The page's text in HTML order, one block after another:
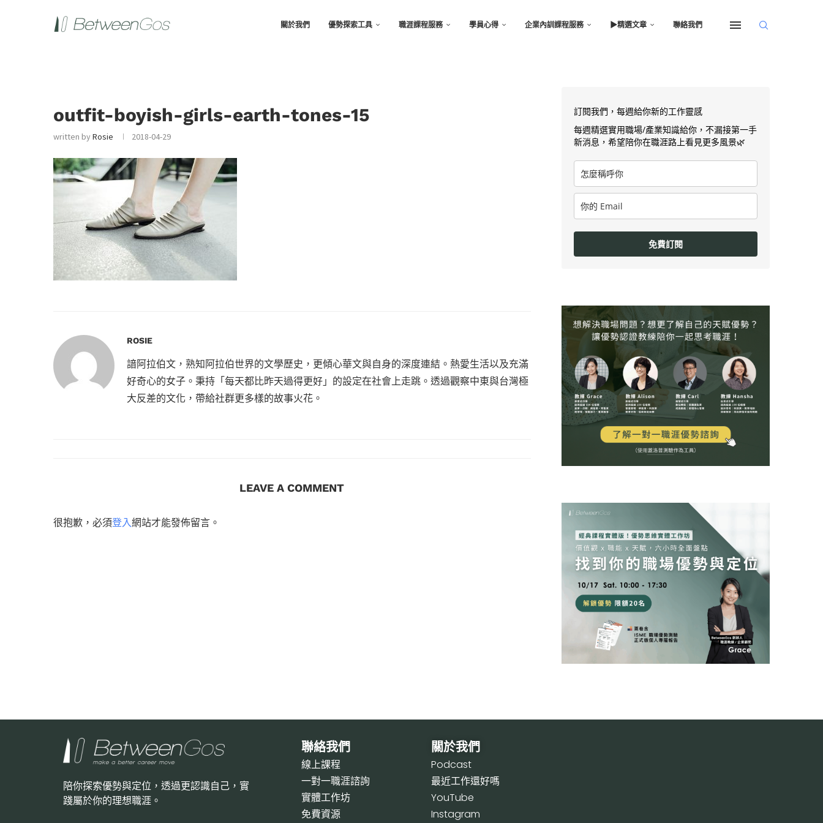
關於我們 優勢探索工具 職涯課程服務 學員心得 企業內訓課程服務 ▶︎精選文章 聯絡我們
outfit-boyish-girls-earth-tones-15
written byRosie 2018-04-29
ROSIE
諳阿拉伯文，熟知阿拉伯世界的文學歷史，更傾心華文與自身的深度連結。熱愛生活以及充滿
好奇心的女子。秉持「每天都比昨天過得更好」的設定在社會上走跳。透過觀察中東與台灣極
大反差的文化，帶給社群更多樣的故事火花。
LEAVE A COMMENT
很抱歉，必須登入網站才能發佈留言。
訂閱我們，每週給你新的工作靈感
每週精選實用職場/產業知識給你，不漏接第一手
新消息，希望陪你在職涯路上看見更多風景🌿
免費訂閱
陪你探索優勢與定位，透過更認識自己，實
踐屬於你的理想職涯。
聯絡我們
線上課程
一對一職涯諮詢
實體工作坊
免費資源
關於我們
Podcast
最近工作還好嗎
YouTube
Instagram